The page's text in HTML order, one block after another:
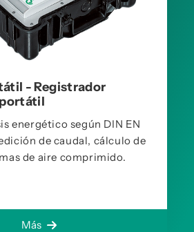
- Registrador
energético según DIN EN
de caudal, cálculo de
de aire comprimido.
Más